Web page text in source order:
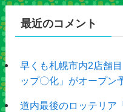
最近のコメント
早くも札幌市内2店舗
ップ〇化」がオープン
道内最後のロッテリア